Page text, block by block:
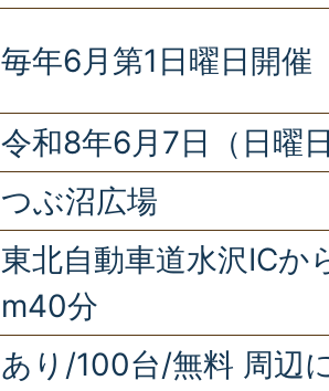
毎年6月第1日曜日開催
令和8年6月7日（日曜
つぶ沼広場
東北自動車道水沢IC
m40分
あり/100台/無料 周辺